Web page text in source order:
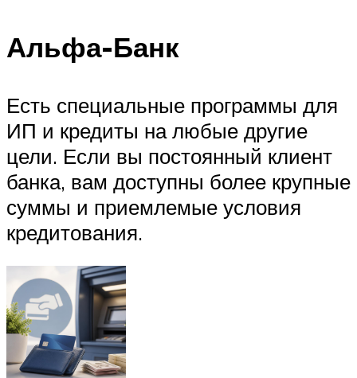
Альфа-Банк
Есть специальные программы для
ИП и кредиты на любые другие
цели. Если вы постоянный клиент
банка, вам доступны более крупные
суммы и приемлемые условия
кредитования.